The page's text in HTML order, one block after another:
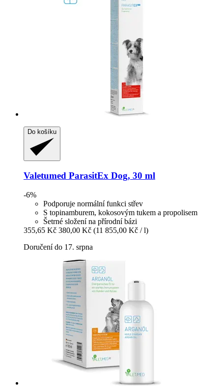
Do košíku
Valetumed ParasitEx Dog, 30 ml
-6%
Podporuje normální funkci střev
S topinamburem, kokosovým tukem a propolisem
Šetrné složení na přírodní bázi
355,65 Kč 380,00 Kč (11 855,00 Kč / l)
Doručení do 17. srpna